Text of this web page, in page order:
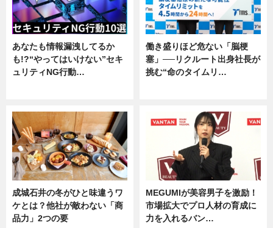
あなたも情報漏洩してるか
も!?“やってはいけない”セキ
ュリティNG行動…
働き盛りほど危ない「脳梗
塞」──リクルート出身社長が
挑む“命のタイムリ…
成城石井の冬がひと味違うワ
ケとは？他社が敵わない「商
品力」2つの要
MEGUMIが美容男子を激励！
市場拡大でプロ人材の育成に
力を入れるバン…